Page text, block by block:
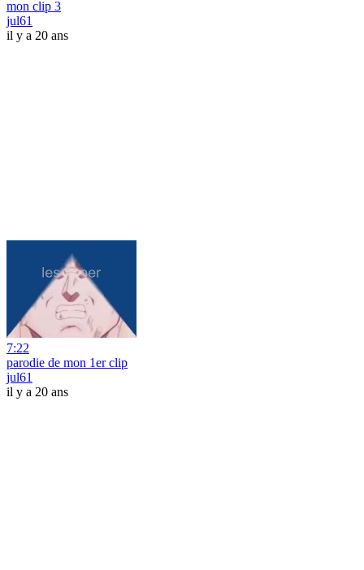
mon clip 3
jul61
il y a 20 ans
7:22
parodie de mon 1er clip
jul61
il y a 20 ans